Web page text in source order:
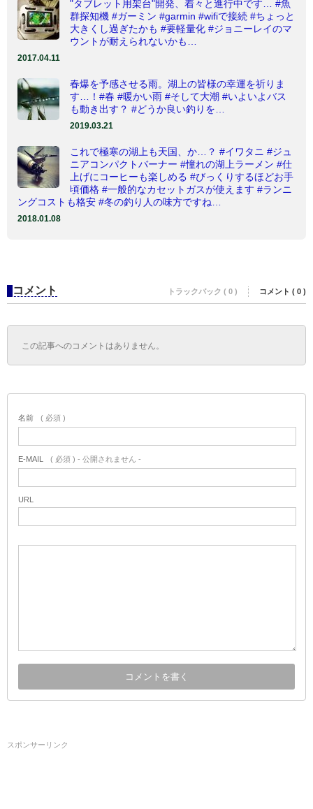
"タブレット用架台"開発、着々と進行中です… #魚
群探知機 #ガーミン #garmin #wifiで接続 #ちょっと
大きくし過ぎたかも #要軽量化 #ジョニーレイのマ
ウントが耐えられないかも…
2017.04.11
春爆を予感させる雨。湖上の皆様の幸運を祈りま
す…！#春 #暖かい雨 #そして大潮 #いよいよバス
も動き出す？ #どうか良い釣りを…
2019.03.21
これで極寒の湖上も天国、か…？ #イワタニ #ジュ
ニアコンパクトバーナー #憧れの湖上ラーメン #仕
上げにコーヒーも楽しめる #びっくりするほどお手
頃価格 #一般的なカセットガスが使えます #ランニ
ングコストも格安 #冬の釣り人の味方ですね…
2018.01.08
コメント トラックバック ( 0 ) コメント ( 0 )
この記事へのコメントはありません。
名前 ( 必須 )
E-MAIL ( 必須 ) - 公開されません -
URL
スポンサーリンク